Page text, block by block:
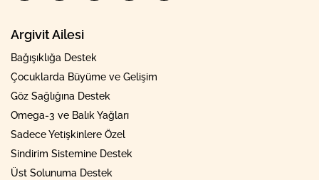
Argivit Ailesi
Bağışıklığa Destek
Çocuklarda Büyüme ve Gelişim
Göz Sağlığına Destek
Omega-3 ve Balık Yağları
Sadece Yetişkinlere Özel
Sindirim Sistemine Destek
Üst Solunuma Destek